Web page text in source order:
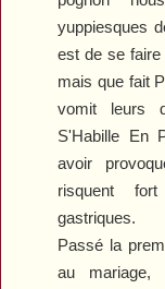
yuppiesques
est de se
mais que fait
vomit leurs
S'Habille En
avoir
risquent
gastriques.
Passé la
au mariage,